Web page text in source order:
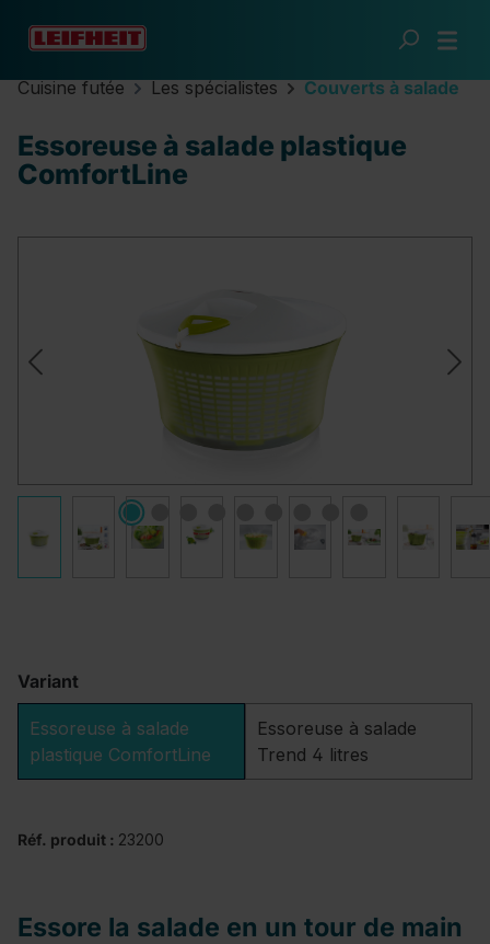
Passer au contenu principal
Cuisine futée Les spécialistes Couverts à salade
Essoreuse à salade plastique
ComfortLine
Variant
Essoreuse à salade
plastique ComfortLine
Essoreuse à salade
Trend 4 litres
Réf. produit : 23200
Essore la salade en un tour de main